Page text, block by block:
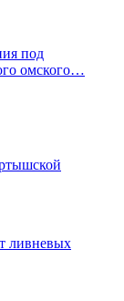
под
омского…
ливневых